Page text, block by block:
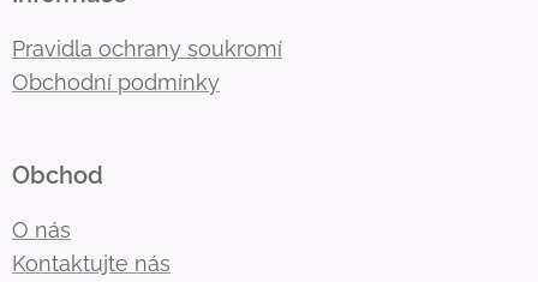
Pravidla ochrany soukromí
Obchodní podmínky
Obchod
O nás
Kontaktujte nás